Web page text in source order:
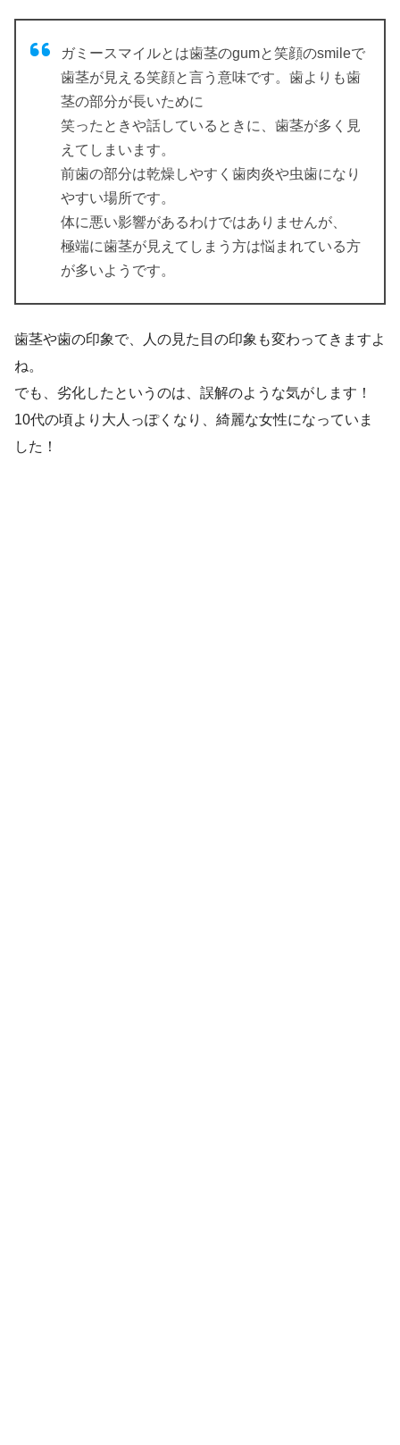
ガミースマイルとは歯茎のgumと笑顔のsmileで
歯茎が見える笑顔と言う意味です。歯よりも歯
茎の部分が長いために
笑ったときや話しているときに、歯茎が多く見
えてしまいます。
前歯の部分は乾燥しやすく歯肉炎や虫歯になり
やすい場所です。
体に悪い影響があるわけではありませんが、
極端に歯茎が見えてしまう方は悩まれている方
が多いようです。
歯茎や歯の印象で、人の見た目の印象も変わってきますよ
ね。
でも、劣化したというのは、誤解のような気がします！
10代の頃より大人っぽくなり、綺麗な女性になっていま
した！